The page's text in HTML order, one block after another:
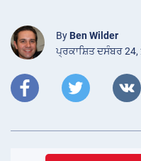
By Ben Wilder
ਪ੍ਰਕਾਸ਼ਿਤ ਦਸੰਬਰ